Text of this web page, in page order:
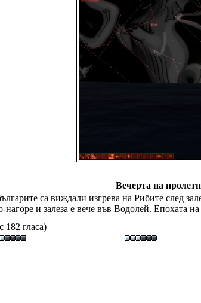
Вечерта на
са виждали изгрева на Рибите след
и залеза е вече във Водолей. Епохата
182 гласа)